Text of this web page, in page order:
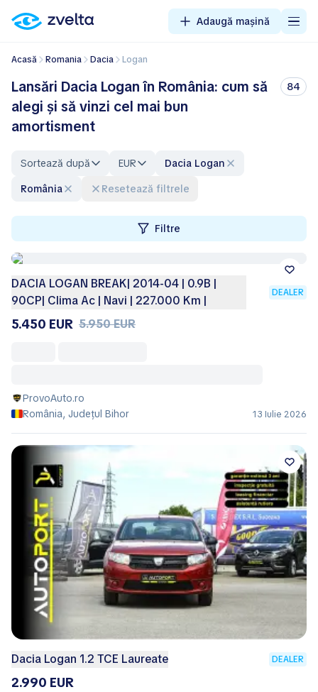
Adaugă mașină
Acasă Romania Dacia Logan
Lansări Dacia Logan în România: cum să
alegi și să vinzi cel mai bun
amortisment
84
Sortează după EUR
Dacia Logan
România
Resetează filtrele
Filtre
DACIA LOGAN BREAK| 2014-04 | 0.9B |
90CP| Clima Ac | Navi | 227.000 Km |
DEALER
5.450 EUR 5.950 EUR
ProvoAuto.ro
România, Județul Bihor
13 Iulie 2026
Dacia Logan 1.2 TCE Laureate DEALER
2.990 EUR